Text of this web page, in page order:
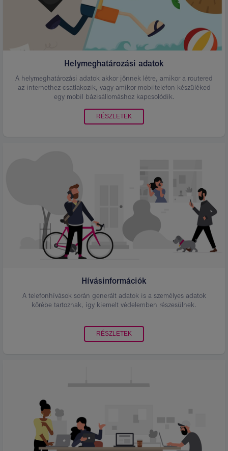
Helymeghatározási adatok
A helymeghatározási adatok akkor jönnek létre, amikor a routered
az internethez csatlakozik, vagy amikor mobiltelefon készüléked
egy mobil bázisállomáshoz kapcsolódik.
RÉSZLETEK
Hívásinformációk
A telefonhívások során generált adatok is a személyes adatok
körébe tartoznak, így kiemelt védelemben részesülnek.
RÉSZLETEK